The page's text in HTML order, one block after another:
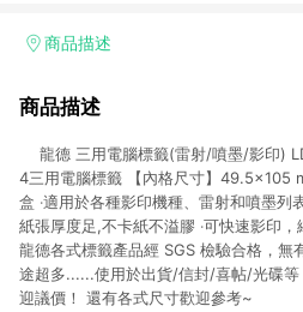
Smart mobile、神腦生活、JS巨盛、樂
台灣樂天市場，並在同一瀏覽器於24小時
市場 45 天內完成訂單出貨及結帳，則不符合
使用APP、或中途瀏覽比價網、回饋網
由網頁版(電腦版/手機版網頁)切換為
無法進行 LINE POINTS 回饋。 (5) LINE 購物為購物資訊整合性
平台，商品資料更新會有時間差，如顯
位、贈品與台灣樂天市場銷售網頁不符，
(6) 導購訂單已逾 365 天，根據台灣樂天
商品描述
商品描述
龍德 三用電腦標籤(雷射/噴墨/影印)
4三用電腦標籤 【內格尺寸】49.5×105
盒 ‧適用於各種影印機種、雷射和噴墨列
紙張厚度足,不卡紙不溢膠 ‧可快速影印
龍德各式標籤產品經 SGS 檢驗合格，無
途超多......使用於出貨/信封/喜帖/光碟
迎議價！ 還有各式尺寸歡迎參考~